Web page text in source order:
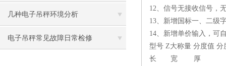
几种电子吊秤环境分析
电子吊秤常见故障日常检修
12、信号无接收信号，
13、新增国标一、二级
14、新增单价输入，可
型号 Z大称量 分度值 分
长 宽 厚